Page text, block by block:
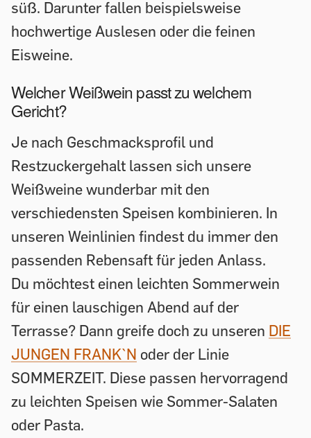
süß. Darunter fallen beispielsweise
hochwertige Auslesen oder die feinen
Eisweine.
Welcher Weißwein passt zu welchem
Gericht?
Je nach Geschmacksprofil und
Restzuckergehalt lassen sich unsere
Weißweine wunderbar mit den
verschiedensten Speisen kombinieren. In
unseren Weinlinien findest du immer den
passenden Rebensaft für jeden Anlass.
Du möchtest einen leichten Sommerwein
für einen lauschigen Abend auf der
Terrasse? Dann greife doch zu unseren DIE
JUNGEN FRANK`N oder der Linie
SOMMERZEIT. Diese passen hervorragend
zu leichten Speisen wie Sommer-Salaten
oder Pasta.